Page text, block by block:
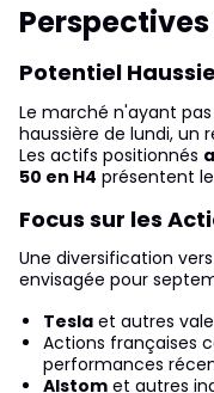
Potentiel
Le marché n'ayant
haussière de lundi, un
Les actifs positionnés
50 en H4 présentent
Focus sur les
Une diversification
envisagée pour
Tesla et autres
Actions françaises
performances
Alstom et autres